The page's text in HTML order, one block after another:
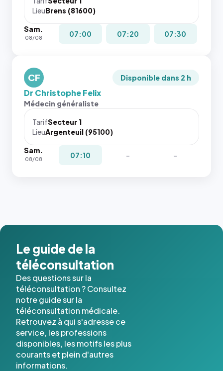
navigateur
pas la
place, et
les trois
dernières
images de
l'annuaire
dans ce
cas. #}
LieuBrens (81600)
Sam.
08/08 07:00 07:20 07:30
CF Disponible dans 2 h
Dr Christophe Felix
Médecin généraliste
TarifSecteur 1
LieuArgenteuil (95100)
Sam.
08/08 07:10 - -
Le guide de la
téléconsultation
Des questions sur la
téléconsultation ? Consultez
notre guide sur la
téléconsultation médicale.
Retrouvez à qui s'adresse ce
service, les professions
disponibles, les motifs les plus
courants et plein d'autres
informations.